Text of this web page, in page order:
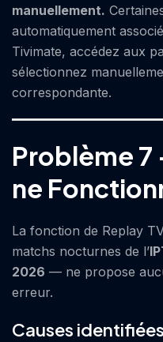
manuellement.
automatiquement
Tivimate, accédez aux
sélectionnez
correspondante.
Problème 7
ne
La fonction de Replay
matchs nocturnes de l’
2026 — ne propose
erreur.
Causes identifiées